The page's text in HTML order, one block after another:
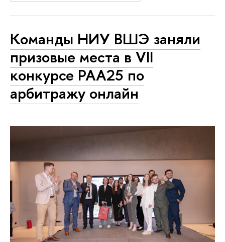
Команды НИУ ВШЭ заняли
призовые места в VII
конкурсе РАА25 по
арбитражу онлайн